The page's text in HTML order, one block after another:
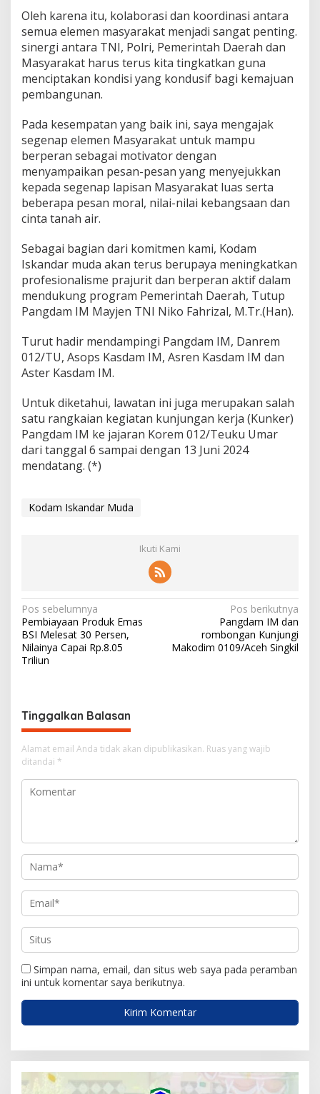
Oleh karena itu, kolaborasi dan koordinasi antara
semua elemen masyarakat menjadi sangat penting.
sinergi antara TNI, Polri, Pemerintah Daerah dan
Masyarakat harus terus kita tingkatkan guna
menciptakan kondisi yang kondusif bagi kemajuan
pembangunan.
Pada kesempatan yang baik ini, saya mengajak
segenap elemen Masyarakat untuk mampu
berperan sebagai motivator dengan
menyampaikan pesan-pesan yang menyejukkan
kepada segenap lapisan Masyarakat luas serta
beberapa pesan moral, nilai-nilai kebangsaan dan
cinta tanah air.
Sebagai bagian dari komitmen kami, Kodam
Iskandar muda akan terus berupaya meningkatkan
profesionalisme prajurit dan berperan aktif dalam
mendukung program Pemerintah Daerah, Tutup
Pangdam IM Mayjen TNI Niko Fahrizal, M.Tr.(Han).
Turut hadir mendampingi Pangdam IM, Danrem
012/TU, Asops Kasdam IM, Asren Kasdam IM dan
Aster Kasdam IM.
Untuk diketahui, lawatan ini juga merupakan salah
satu rangkaian kegiatan kunjungan kerja (Kunker)
Pangdam IM ke jajaran Korem 012/Teuku Umar
dari tanggal 6 sampai dengan 13 Juni 2024
mendatang. (*)
Kodam Iskandar Muda
Ikuti Kami
N
a
v
a
s
i
p
o
Pos sebelumnya
Pembiayaan Produk Emas
BSI Melesat 30 Persen,
Nilainya Capai Rp.8.05
Triliun
Pos berikutnya
Pangdam IM dan
rombongan Kunjungi
Makodim 0109/Aceh Singkil
Tinggalkan Balasan
Alamat email Anda tidak akan dipublikasikan. Ruas yang wajib
ditandai *
Simpan nama, email, dan situs web saya pada peramban
ini untuk komentar saya berikutnya.